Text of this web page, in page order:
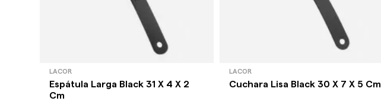
LACOR
Espátula Larga Black 31 X 4 X 2
Cm
LACOR
Cuchara Lisa Black 30 X 7 X 5 Cm